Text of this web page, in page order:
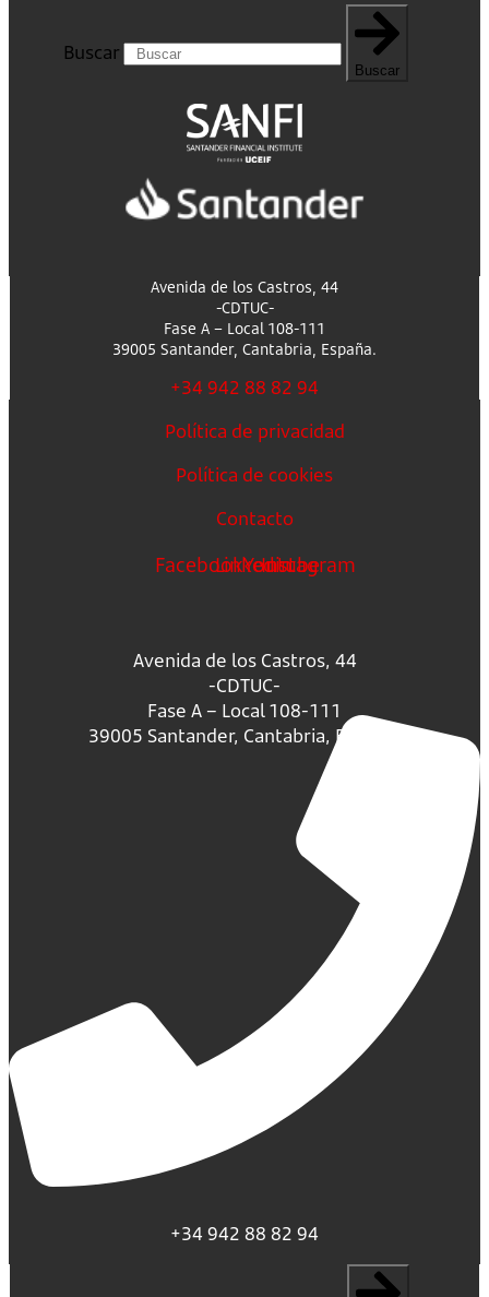
Buscar
Buscar
Avenida de los Castros, 44
-CDTUC-
Fase A – Local 108-111
39005 Santander, Cantabria, España.
+34 942 88 82 94
Política de privacidad
Política de cookies
Contacto
FacebookLinkedin
Youtube
Instagram
Avenida de los Castros, 44
-CDTUC-
Fase A – Local 108-111
39005 Santander, Cantabria, España.
+34 942 88 82 94